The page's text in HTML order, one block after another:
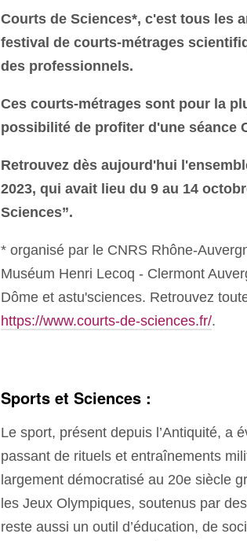
Courts de Sciences*, c'est tous les
festival de courts-métrages
des professionnels.
Ces courts-métrages sont pour la
possibilité de profiter d'une séance
Retrouvez dès aujourd'hui
2023, qui avait lieu du 9 au 14
Sciences”.
* organisé par le CNRS Rhône-
Muséum Henri Lecoq - Clermont
Dôme et astu'sciences. Retrouvez
https://www.courts-de-sciences.fr/.
Sports et Sciences :
Le sport, présent depuis l’Antiquité, a
passant de rituels et entraînements
largement démocratisé au 20e siècle
les Jeux Olympiques, soutenus par
reste aussi un outil d’éducation, de